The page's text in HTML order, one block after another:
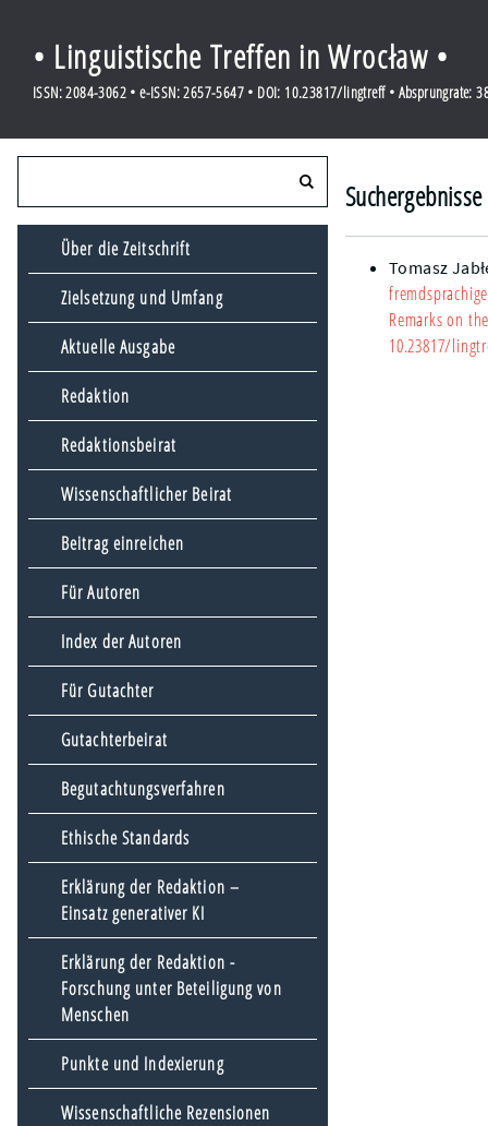
• Linguistische Treffen in Wrocław •
ISSN: 2084-3062 • e-ISSN: 2657-5647 • DOI: 10.23817/lingtreff • Absprungrate:
Über die Zeitschrift
Zielsetzung und Umfang
Aktuelle Ausgabe
Redaktion
Redaktionsbeirat
Wissenschaftlicher Beirat
Beitrag einreichen
Für Autoren
Index der Autoren
Für Gutachter
Gutachterbeirat
Begutachtungsverfahren
Ethische Standards
Erklärung der Redaktion –
Einsatz generativer KI
Erklärung der Redaktion -
Forschung unter Beteiligung von
Menschen
Punkte und Indexierung
Wissenschaftliche Rezensionen
Tomasz
Remarks on
10.23817/